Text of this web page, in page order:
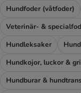
Hundfoder (våtfoder)
Veterinär- &
Hundleksaker
Hundkojor, luckor &
Hundburar &